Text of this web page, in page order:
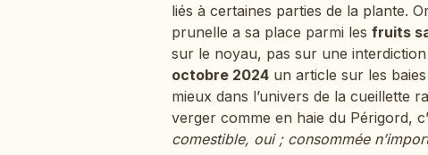
liés à certaines parties de la plante.
prunelle a sa place parmi les fruits
sur le noyau, pas sur une
octobre 2024 un article sur les
mieux dans l’univers de la cueillette
verger comme en haie du Périgord,
comestible, oui ; consommée